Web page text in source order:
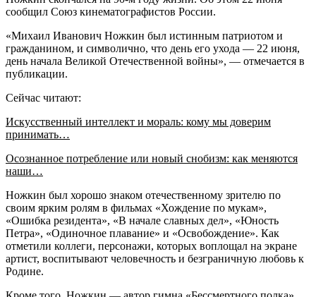
сообщил Союз кинематографистов России.
«Михаил Иванович Ножкин был истинным патриотом и
гражданином, и символично, что день его ухода — 22 июня,
день начала Великой Отечественной войны», — отмечается в
публикации.
Сейчас читают:
Искусственный интеллект и мораль: кому мы доверим
принимать…
Осознанное потребление или новый снобизм: как меняются
наши…
Ножкин был хорошо знаком отечественному зрителю по
своим ярким ролям в фильмах «Хождение по мукам»,
«Ошибка резидента», «В начале славных дел», «Юность
Петра», «Одиночное плавание» и «Освобождение». Как
отметили коллеги, персонажи, которых воплощал на экране
артист, воспитывают человечность и безграничную любовь к
Родине.